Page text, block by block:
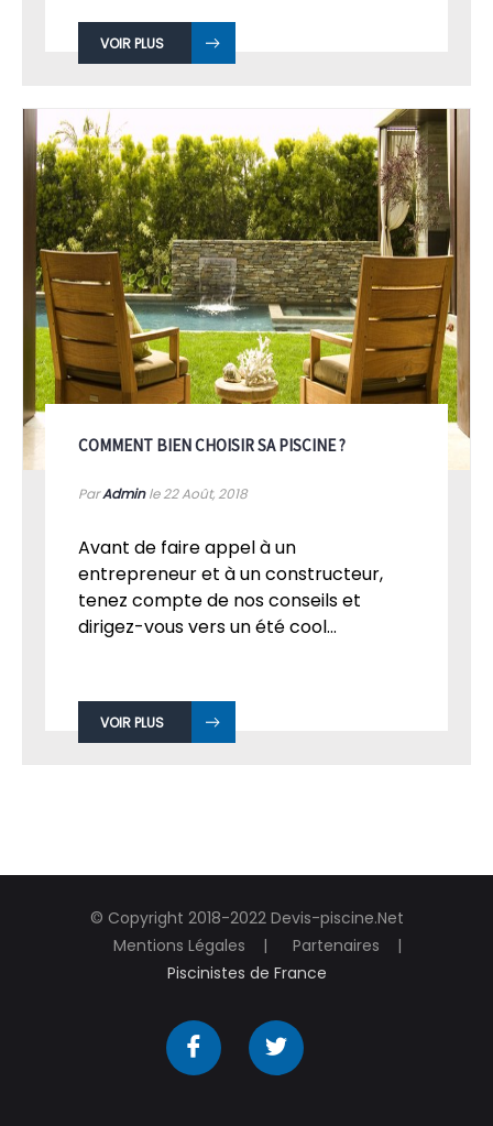
VOIR PLUS
COMMENT BIEN CHOISIR SA PISCINE ?
ParAdminle 22Août, 2018
Avant de faire appel à un
entrepreneur et à un constructeur,
tenez compte de nos conseils et
dirigez-vous vers un été cool...
VOIR PLUS
© Copyright 2018-2022 Devis-piscine.Net
Mentions Légales
Partenaires
Piscinistes de France